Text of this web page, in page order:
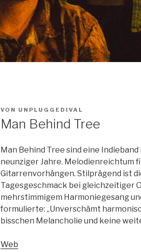
VON UNPLUGGEDIVAL
Man Behind Tree
Man Behind Tree sind eine
neunziger Jahre. Melodienreichtum
Gitarrenvorhängen. Stilprägend ist
Tagesgeschmack bei gleichzeitiger
mehrstimmigem Harmoniegesang
formulierte: „Unverschämt
bisschen Melancholie und keine
Web